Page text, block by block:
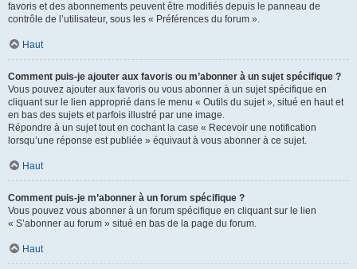
favoris et des abonnements peuvent être modifiés depuis le panneau de
contrôle de l’utilisateur, sous les « Préférences du forum ».
Haut
Comment puis-je ajouter aux favoris ou m’abonner à un sujet spécifique ?
Vous pouvez ajouter aux favoris ou vous abonner à un sujet spécifique en
cliquant sur le lien approprié dans le menu « Outils du sujet », situé en haut et
en bas des sujets et parfois illustré par une image.
Répondre à un sujet tout en cochant la case « Recevoir une notification
lorsqu’une réponse est publiée » équivaut à vous abonner à ce sujet.
Haut
Comment puis-je m’abonner à un forum spécifique ?
Vous pouvez vous abonner à un forum spécifique en cliquant sur le lien
« S’abonner au forum » situé en bas de la page du forum.
Haut